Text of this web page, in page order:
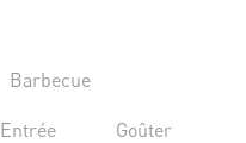
Barbecue
Entrée Goûter